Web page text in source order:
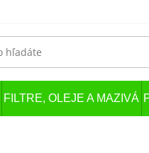
FILTRE, OLEJE A MAZIVÁ